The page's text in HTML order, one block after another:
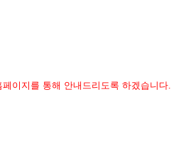
이지를 통해 안내드리도록 하겠습니다.